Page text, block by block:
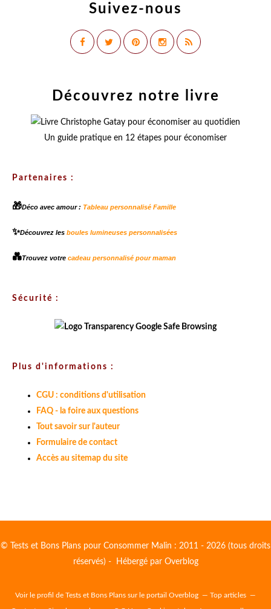
Suivez-nous
Découvrez notre livre
Un guide pratique en 12 étapes pour économiser
Partenaires :
🎁Déco avec amour : Tableau personnalisé Famille
✨Découvrez les boules lumineuses personnalisées
💑Trouvez votre cadeau personnalisé pour maman
Sécurité :
Plus d'informations :
CGU : conditions d'utilisation
FAQ - la foire aux questions
Tout savoir sur l'auteur
Formulaire de contact
Accès au sitemap du site
© Tests et Bons Plans pour Consommer Malin : 2011 - 2026 (tous droits
réservés) - Hébergé par Overblog
Voir le profil de Tests et Bons Plans sur le portail Overblog Top articles